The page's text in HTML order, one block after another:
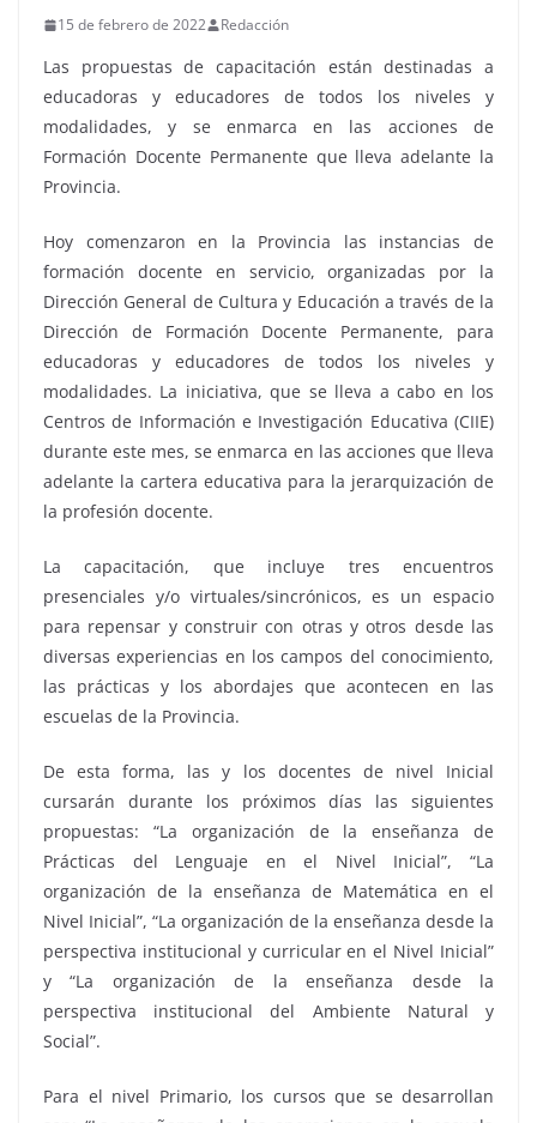
15 de febrero de 2022 Redacción
Las propuestas de capacitación están destinadas a
educadoras y educadores de todos los niveles y
modalidades, y se enmarca en las acciones de
Formación Docente Permanente que lleva adelante la
Provincia.
Hoy comenzaron en la Provincia las instancias de
formación docente en servicio, organizadas por la
Dirección General de Cultura y Educación a través de la
Dirección de Formación Docente Permanente, para
educadoras y educadores de todos los niveles y
modalidades. La iniciativa, que se lleva a cabo en los
Centros de Información e Investigación Educativa (CIIE)
durante este mes, se enmarca en las acciones que lleva
adelante la cartera educativa para la jerarquización de
la profesión docente.
La capacitación, que incluye tres encuentros
presenciales y/o virtuales/sincrónicos, es un espacio
para repensar y construir con otras y otros desde las
diversas experiencias en los campos del conocimiento,
las prácticas y los abordajes que acontecen en las
escuelas de la Provincia.
De esta forma, las y los docentes de nivel Inicial
cursarán durante los próximos días las siguientes
propuestas: “La organización de la enseñanza de
Prácticas del Lenguaje en el Nivel Inicial”, “La
organización de la enseñanza de Matemática en el
Nivel Inicial”, “La organización de la enseñanza desde la
perspectiva institucional y curricular en el Nivel Inicial”
y “La organización de la enseñanza desde la
perspectiva institucional del Ambiente Natural y
Social”.
Para el nivel Primario, los cursos que se desarrollan